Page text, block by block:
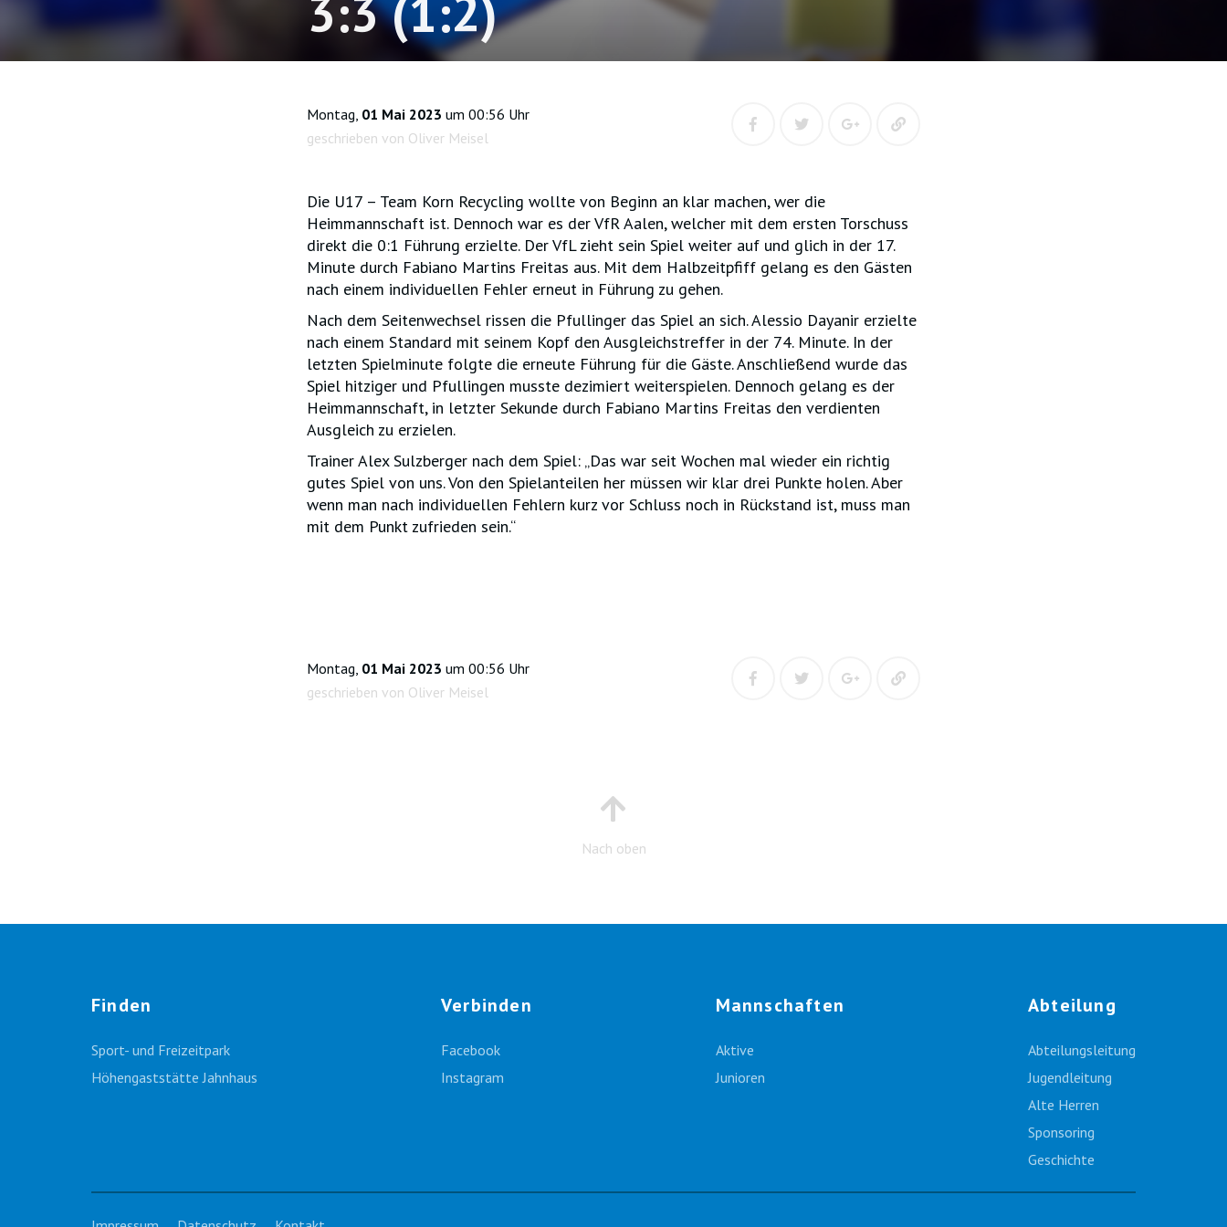
Montag, 01 Mai 2023 um 00:56 Uhr
geschrieben von Oliver Meisel
Die U17 – Team Korn Recycling wollte von Beginn an klar machen, wer die
Heimmannschaft ist. Dennoch war es der VfR Aalen, welcher mit dem ersten Torschuss
direkt die 0:1 Führung erzielte. Der VfL zieht sein Spiel weiter auf und glich in der 17.
Minute durch Fabiano Martins Freitas aus. Mit dem Halbzeitpfiff gelang es den Gästen
nach einem individuellen Fehler erneut in Führung zu gehen.
Nach dem Seitenwechsel rissen die Pfullinger das Spiel an sich. Alessio Dayanir erzielte
nach einem Standard mit seinem Kopf den Ausgleichstreffer in der 74. Minute. In der
letzten Spielminute folgte die erneute Führung für die Gäste. Anschließend wurde das
Spiel hitziger und Pfullingen musste dezimiert weiterspielen. Dennoch gelang es der
Heimmannschaft, in letzter Sekunde durch Fabiano Martins Freitas den verdienten
Ausgleich zu erzielen.
Trainer Alex Sulzberger nach dem Spiel: „Das war seit Wochen mal wieder ein richtig
gutes Spiel von uns. Von den Spielanteilen her müssen wir klar drei Punkte holen. Aber
wenn man nach individuellen Fehlern kurz vor Schluss noch in Rückstand ist, muss man
mit dem Punkt zufrieden sein.“
Montag, 01 Mai 2023 um 00:56 Uhr
geschrieben von Oliver Meisel
Nach oben
Finden
Sport- und Freizeitpark
Höhengaststätte Jahnhaus
Verbinden
Facebook
Instagram
Mannschaften
Aktive
Junioren
Abteilung
Abteilungsleitung
Jugendleitung
Alte Herren
Sponsoring
Geschichte